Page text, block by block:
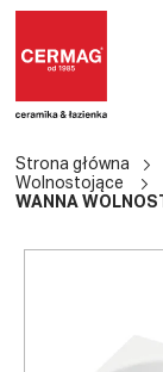
Strona główna
Wolnostojące